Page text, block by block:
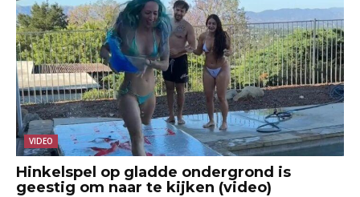
VIDEO
Hinkelspel op gladde ondergrond is
geestig om naar te kijken (video)